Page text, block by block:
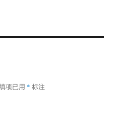
项已用 * 标注